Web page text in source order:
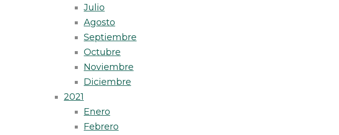
Julio
Agosto
Septiembre
Octubre
Noviembre
Diciembre
2021
Enero
Febrero